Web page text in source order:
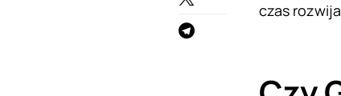
czas